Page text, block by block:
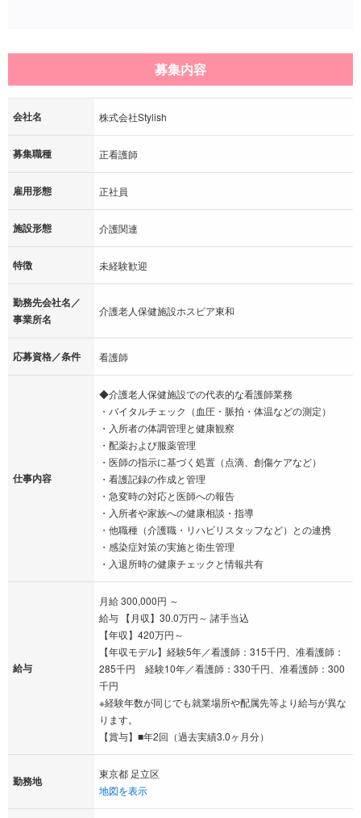
募集内容
会社名 株式会社Stylish
募集職種 正看護師
雇用形態 正社員
施設形態 介護関連
特徴 未経験歓迎
勤務先会社名／
事業所名
介護老人保健施設ホスピア東和
応募資格／条件 看護師
仕事内容
◆介護老人保健施設での代表的な看護師業務
・バイタルチェック（血圧・脈拍・体温などの測定）
・入所者の体調管理と健康観察
・配薬および服薬管理
・医師の指示に基づく処置（点滴、創傷ケアなど）
・看護記録の作成と管理
・急変時の対応と医師への報告
・入所者や家族への健康相談・指導
・他職種（介護職・リハビリスタッフなど）との連携
・感染症対策の実施と衛生管理
・入退所時の健康チェックと情報共有
給与
月給 300,000円 ～
給与 【月収】30.0万円～ 諸手当込
【年収】420万円～
【年収モデル】経験5年／看護師：315千円、准看護師：
285千円 経験10年／看護師：330千円、准看護師：300
千円
※経験年数が同じでも就業場所や配属先等より給与が異な
ります。
【賞与】■年2回（過去実績3.0ヶ月分）
勤務地
東京都 足立区
地図を表示